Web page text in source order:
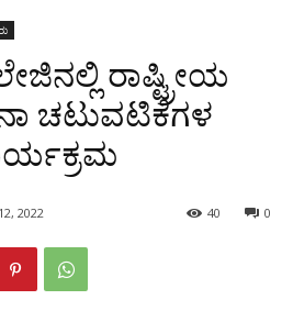
ರಾಷ್ಟ್ರೀಯ
ಚಟುವಟಿಕೆಗಳ
2022 0
40